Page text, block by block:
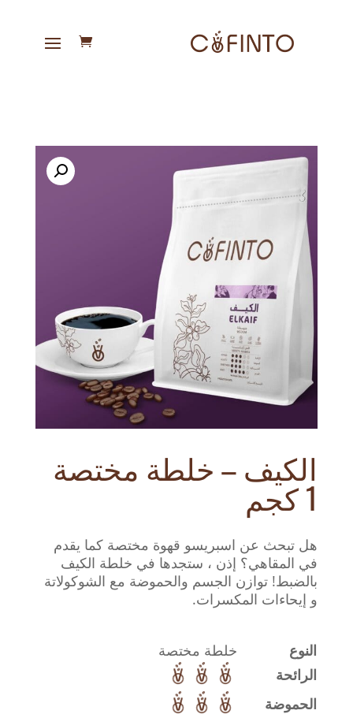
الكيف – خلطة مختصة
1 كجم
هل تبحث عن اسبريسو قهوة مختصة كما يقدم
في المقاهي؟ إذن ، ستجدها في خلطة الكيف
بالضبط! توازن الجسم والحموضة مع الشوكولاتة
و إيحاءات المكسرات.
النوع
خلطة مختصة
الرائحة
الحموضة